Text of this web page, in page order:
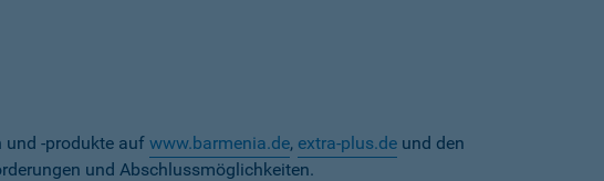
und -produkte auf www.barmenia.de, extra-plus.de und den
und Abschlussmöglichkeiten.